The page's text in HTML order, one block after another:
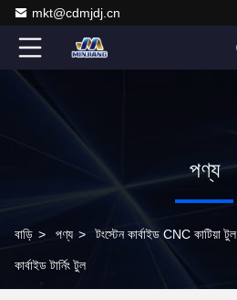
mkt@cdmjdj.cn
পণ্য
বাড়ি > পণ্য > টংস্টেন কার্বাইড CNC কাটিয়া টুল
কার্বাইড টার্নিং টুল